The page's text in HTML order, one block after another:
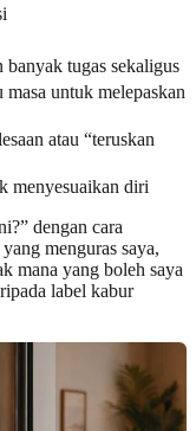
banyak tugas sekaligus
untuk melepaskan
atau “teruskan
menyesuaikan diri
dengan cara
menguras saya,
mana yang boleh saya
label kabur